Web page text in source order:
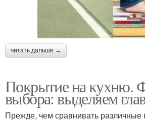
читать дальше →
Покрытие на кухню.
выбора: выделяем
Прежде, чем сравнивать